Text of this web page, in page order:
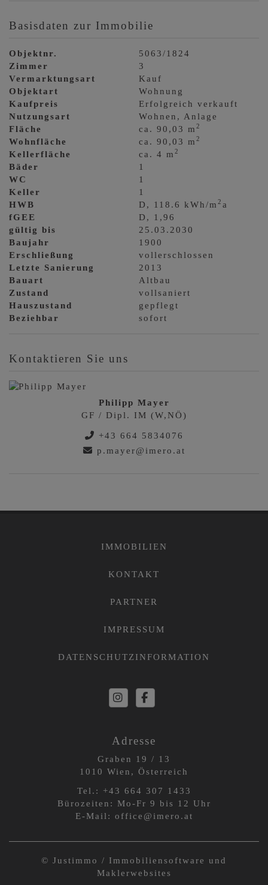
Basisdaten zur Immobilie
Objektnr.
5063/1824
Zimmer
3
Vermarktungsart
Kauf
Objektart
Wohnung
Kaufpreis
Erfolgreich verkauft
Nutzungsart
Wohnen
Anlage
Fläche
ca. 90,03 m2
Wohnfläche ca. 90,03 m2
Kellerfläche ca. 4 m2
Bäder
1
WC
1
Keller
1
HWB
D, 118.6 kWh/m2 a
fGEE
D, 1,96
gültig bis
25.03.2030
Baujahr
1900
Erschließung
vollerschlossen
Letzte Sanierung
2013
Bauart
Altbau
Zustand
vollsaniert
Hauszustand
gepflegt
Beziehbar
sofort
Kontaktieren Sie uns
Philipp Mayer
GF / Dipl. IM (W,NÖ)
+43 664 5834076
p.mayer@imero.at
IMMOBILIEN
KONTAKT
PARTNER
IMPRESSUM
DATENSCHUTZINFORMATION
Adresse
Graben 19 / 13
1010 Wien, Österreich
Tel.: +43 664 307 1433
Bürozeiten: Mo-Fr 9 bis 12 Uhr
E-Mail: office@imero.at
© Justimmo / Immobiliensoftware und
Maklerwebsites